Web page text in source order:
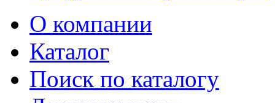
О компании
Каталог
Поиск по каталогу